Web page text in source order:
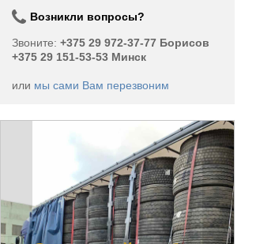
Возникли вопросы?
Звоните: +375 29 972-37-77 Борисов
+375 29 151-53-53 Минск
или мы сами Вам перезвоним